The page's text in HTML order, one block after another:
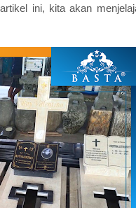
ini, kita akan